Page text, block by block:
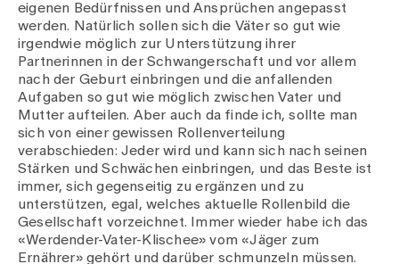
eigenen Bedürfnissen und Ansprüchen angepasst
werden. Natürlich sollen sich die Väter so gut wie
irgendwie möglich zur Unterstützung ihrer
Partnerinnen in der Schwangerschaft und vor allem
nach der Geburt einbringen und die anfallenden
Aufgaben so gut wie möglich zwischen Vater und
Mutter aufteilen. Aber auch da finde ich, sollte man
sich von einer gewissen Rollenverteilung
verabschieden: Jeder wird und kann sich nach seinen
Stärken und Schwächen einbringen, und das Beste ist
immer, sich gegenseitig zu ergänzen und zu
unterstützen, egal, welches aktuelle Rollenbild die
Gesellschaft vorzeichnet. Immer wieder habe ich das
«Werdender-Vater-Klischee» vom «Jäger zum
Ernährer» gehört und darüber schmunzeln müssen.